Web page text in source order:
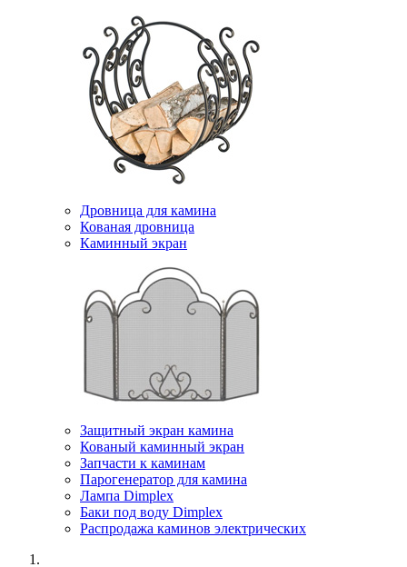
Дровница для камина
Кованая дровница
Каминный экран
Защитный экран камина
Кованый каминный экран
Запчасти к каминам
Парогенератор для камина
Лампа Dimplex
Баки под воду Dimplex
Распродажа каминов электрических